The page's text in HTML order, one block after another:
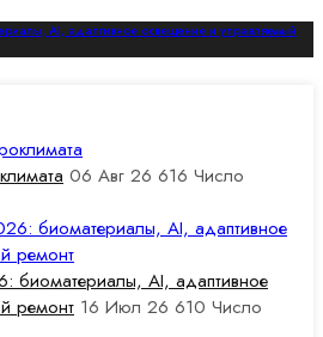
AI, адаптивное освещение и управляемый
06 Авг 26 616 Число
биоматериалы, AI, адаптивное
ремонт 16 Июл 26 610 Число